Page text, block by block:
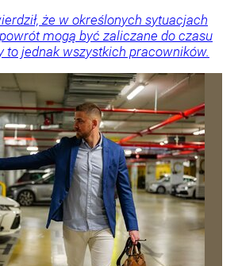
że w określonych sytuacjach
mogą być zaliczane do czasu
to jednak wszystkich pracowników.